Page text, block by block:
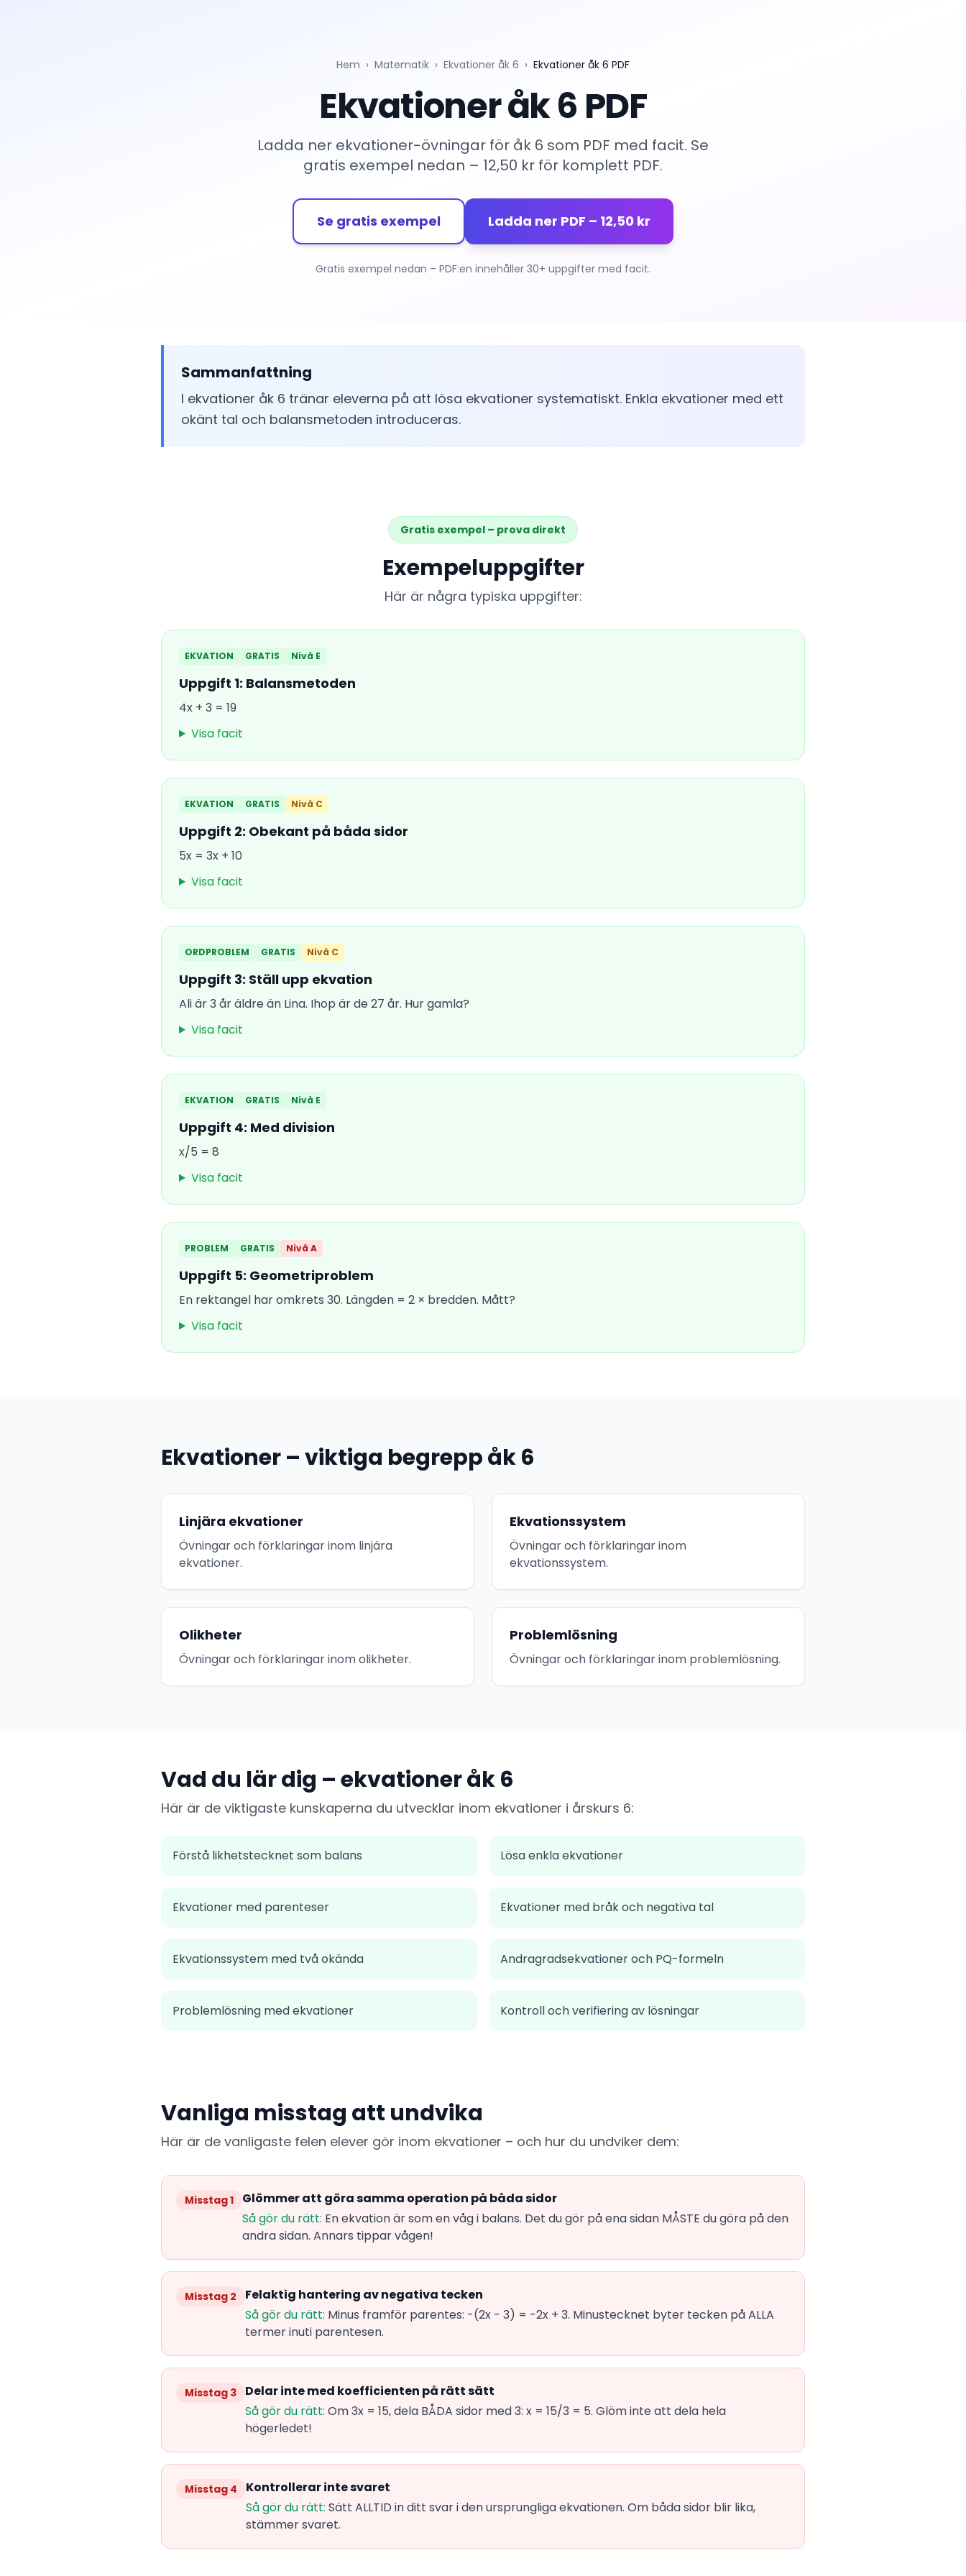
Hem › Matematik › Ekvationer åk 6 › Ekvationer åk 6 PDF
Ekvationer åk 6 PDF
Ladda ner ekvationer-övningar för åk 6 som PDF med facit. Se
gratis exempel nedan – 12,50 kr för komplett PDF.
Se gratis exempel Ladda ner PDF – 12,50 kr
Gratis exempel nedan – PDF:en innehåller 30+ uppgifter med facit.
Sammanfattning
I ekvationer åk 6 tränar eleverna på att lösa ekvationer systematiskt. Enkla ekvationer med ett
okänt tal och balansmetoden introduceras.
Gratis exempel – prova direkt
Exempeluppgifter
Här är några typiska uppgifter:
EKVATION GRATIS Nivå E
Uppgift 1: Balansmetoden
4x + 3 = 19
Visa facit
EKVATION GRATIS Nivå C
Uppgift 2: Obekant på båda sidor
5x = 3x + 10
Visa facit
ORDPROBLEM GRATIS Nivå C
Uppgift 3: Ställ upp ekvation
Ali är 3 år äldre än Lina. Ihop är de 27 år. Hur gamla?
Visa facit
EKVATION GRATIS Nivå E
Uppgift 4: Med division
x/5 = 8
Visa facit
PROBLEM GRATIS Nivå A
Uppgift 5: Geometriproblem
En rektangel har omkrets 30. Längden = 2 × bredden. Mått?
Visa facit
Ekvationer – viktiga begrepp åk 6
Linjära ekvationer
Övningar och förklaringar inom linjära
ekvationer.
Ekvationssystem
Övningar och förklaringar inom
ekvationssystem.
Olikheter
Övningar och förklaringar inom olikheter.
Problemlösning
Övningar och förklaringar inom problemlösning.
Vad du lär dig – ekvationer åk 6
Här är de viktigaste kunskaperna du utvecklar inom ekvationer i årskurs 6:
Förstå likhetstecknet som balans Lösa enkla ekvationer
Ekvationer med parenteser Ekvationer med bråk och negativa tal
Ekvationssystem med två okända Andragradsekvationer och PQ-formeln
Problemlösning med ekvationer Kontroll och verifiering av lösningar
Vanliga misstag att undvika
Här är de vanligaste felen elever gör inom ekvationer – och hur du undviker dem:
Misstag 1
Glömmer att göra samma operation på båda sidor
Så gör du rätt: En ekvation är som en våg i balans. Det du gör på ena sidan MÅSTE du göra på den
andra sidan. Annars tippar vågen!
Misstag 2
Felaktig hantering av negativa tecken
Så gör du rätt: Minus framför parentes: -(2x - 3) = -2x + 3. Minustecknet byter tecken på ALLA
termer inuti parentesen.
Misstag 3
Delar inte med koefficienten på rätt sätt
Så gör du rätt: Om 3x = 15, dela BÅDA sidor med 3: x = 15/3 = 5. Glöm inte att dela hela
högerledet!
Misstag 4
Kontrollerar inte svaret
Så gör du rätt: Sätt ALLTID in ditt svar i den ursprungliga ekvationen. Om båda sidor blir lika,
stämmer svaret.